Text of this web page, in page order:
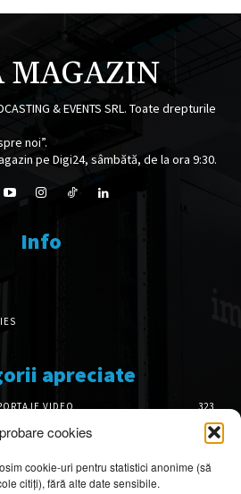
cookies
cookie-uri pentru statistici anonime (să
citiți), fără alte date sensibile.
MAGAZIN
& EVENTS SRL. Toate drepturile
noi”.
pe Digi24, sâmbătă, de la ora 9:30.
Info
apreciate
VIDEO
323
INTERIOARE
126
INTERIOR
64